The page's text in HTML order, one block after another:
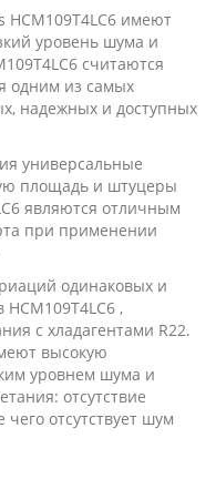
имеют
уровень шума и
считаются
одним из самых
надежных и доступных
универсальные
площадь и штуцеры
являются отличным
при применении
одинаковых и
,
с хладагентами R22.
высокую
уровнем шума и
отсутствие
отсутствует шум